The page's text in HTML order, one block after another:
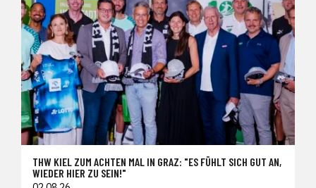
THW KIEL ZUM ACHTEN MAL IN GRAZ: "ES FÜHLT SICH GUT AN,
WIEDER HIER ZU SEIN!"